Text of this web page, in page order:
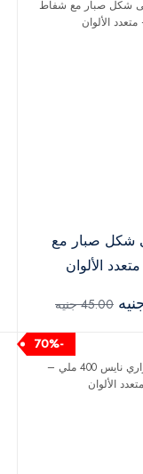
شكل صبار مع
الألوان
45.00 جنيه
-70%